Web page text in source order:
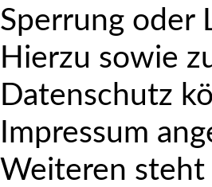
Sperrung oder
Hierzu sowie
Datenschutz
Impressum
Weiteren steht